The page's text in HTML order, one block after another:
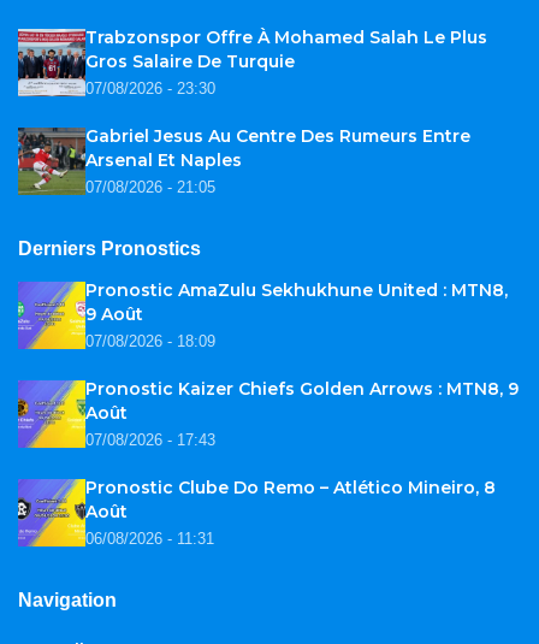
Trabzonspor Offre À Mohamed Salah Le Plus
Gros Salaire De Turquie
07/08/2026 - 23:30
Gabriel Jesus Au Centre Des Rumeurs Entre
Arsenal Et Naples
07/08/2026 - 21:05
Derniers Pronostics
Pronostic AmaZulu Sekhukhune United : MTN8,
9 Août
07/08/2026 - 18:09
Pronostic Kaizer Chiefs Golden Arrows : MTN8, 9
Août
07/08/2026 - 17:43
Pronostic Clube Do Remo – Atlético Mineiro, 8
Août
06/08/2026 - 11:31
Navigation